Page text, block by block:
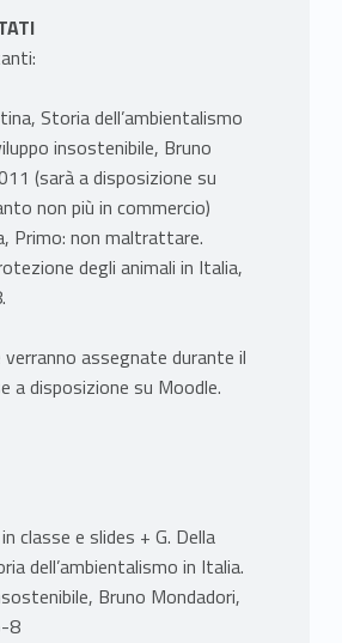
Storia dell’ambientalismo
insostenibile, Bruno
(sarà a disposizione su
non più in commercio)
Primo: non maltrattare.
degli animali in Italia,
assegnate durante il
a disposizione su Moodle.
classe e slides + G. Della
dell’ambientalismo in Italia.
Bruno Mondadori,
8